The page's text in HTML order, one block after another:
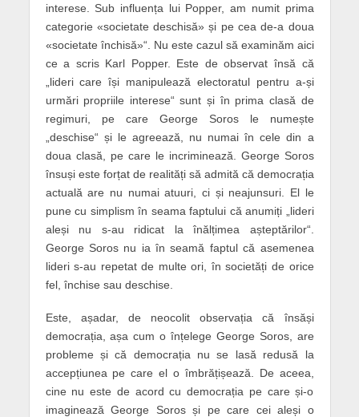
interese. Sub influența lui Popper, am numit prima
categorie «societate deschisă» și pe cea de-a doua
«societate închisă»“. Nu este cazul să examinăm aici
ce a scris Karl Popper. Este de observat însă că
„lideri care își manipulează electoratul pentru a-și
urmări propriile interese“ sunt și în prima clasă de
regimuri, pe care George Soros le numește
„deschise“ și le agreează, nu numai în cele din a
doua clasă, pe care le incriminează. George Soros
însuși este forțat de realități să admită că democrația
actuală are nu numai atuuri, ci și neajunsuri. El le
pune cu simplism în seama faptului că anumiți „lideri
aleși nu s-au ridicat la înălțimea așteptărilor“.
George Soros nu ia în seamă faptul că asemenea
lideri s-au repetat de multe ori, în societăți de orice
fel, închise sau deschise.
Este, așadar, de neocolit observația că însăși
democrația, așa cum o înțelege George Soros, are
probleme și că democrația nu se lasă redusă la
accepțiunea pe care el o îmbrățișează. De aceea,
cine nu este de acord cu democrația pe care și-o
imaginează George Soros și pe care cei aleși o